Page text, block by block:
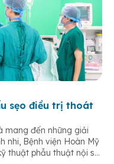
sẹo điều trị thoát
mang đến những giải
nhi, Bệnh viện Hoàn Mỹ
thuật phẫu thuật nội soi